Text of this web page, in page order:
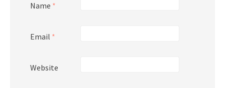
Name *
Email *
Website